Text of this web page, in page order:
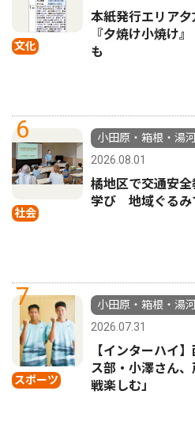
文化
本紙発行エリア
『夕焼け小焼け
も
6
社会
小田原・箱根・湯
2026.08.01
橘地区で交通安
学び 地域ぐるみ
7
スポーツ
小田原・箱根・湯
2026.07.31
【インターハイ
ス部・小澤さん
戦楽しむ」